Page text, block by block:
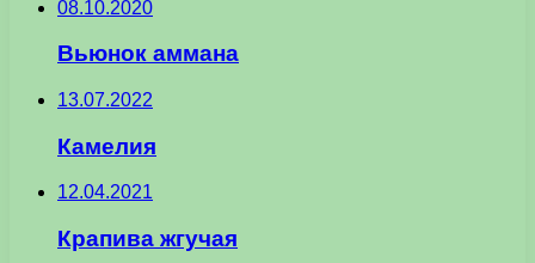
08.10.2020
Вьюнок аммана
13.07.2022
Камелия
12.04.2021
Крапива жгучая